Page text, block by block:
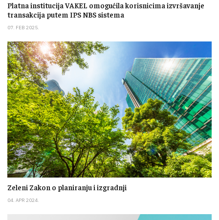
Platna institucija VAKEL omogućila korisnicima izvršavanje
transakcija putem IPS NBS sistema
07. FEB 2025.
Zeleni Zakon o planiranju i izgradnji
04. APR 2024.